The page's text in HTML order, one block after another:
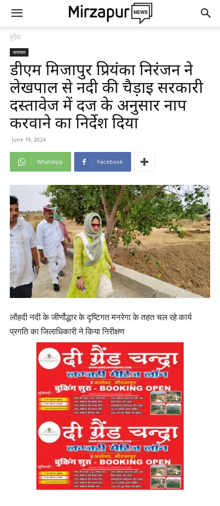
होम
समाचार
डीएम मिर्जापुर प्रियंका निरंजन ने
लेखपाल से नदी की चैड़ाई सरकारी
दस्तावेज में दर्ज के अनुसार नाप
करवाने का निर्देश दिया
June 19, 2024
WhatsApp Facebook
लोंहदी नदी के जीर्णोद्धार के दृष्टिगत मनरेगा के तहत चल रहे कार्य
प्रगति का जिलाधिकारी ने किया निरीक्षण